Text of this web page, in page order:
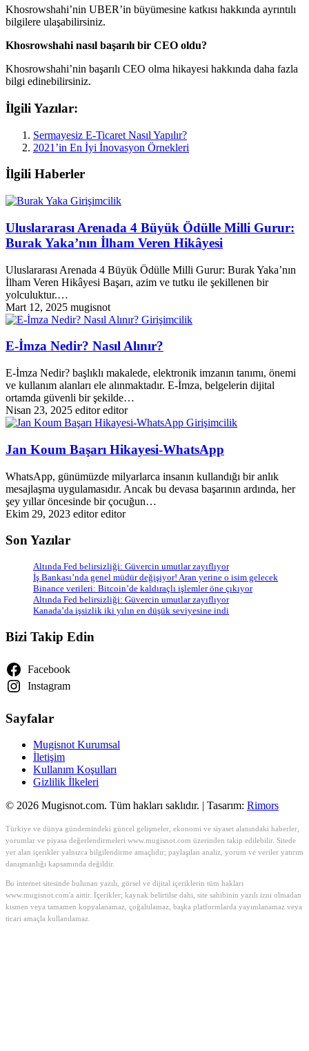
Khosrowshahi’nin UBER’in büyümesine katkısı hakkında ayrıntılı
bilgilere ulaşabilirsiniz.
Khosrowshahi nasıl başarılı bir CEO oldu?
Khosrowshahi’nin başarılı CEO olma hikayesi hakkında daha fazla
bilgi edinebilirsiniz.
İlgili Yazılar:
Sermayesiz E-Ticaret Nasıl Yapılır?
2021’in En İyi İnovasyon Örnekleri
İlgili Haberler
Girişimcilik
Uluslararası Arenada 4 Büyük Ödülle Milli Gurur:
Burak Yaka’nın İlham Veren Hikâyesi
Uluslararası Arenada 4 Büyük Ödülle Milli Gurur: Burak Yaka’nın
İlham Veren Hikâyesi Başarı, azim ve tutku ile şekillenen bir
yolculuktur.…
Mart 12, 2025 mugisnot
Girişimcilik
E-İmza Nedir? Nasıl Alınır?
E-İmza Nedir? başlıklı makalede, elektronik imzanın tanımı, önemi
ve kullanım alanları ele alınmaktadır. E-İmza, belgelerin dijital
ortamda güvenli bir şekilde…
Nisan 23, 2025 editor editor
Girişimcilik
Jan Koum Başarı Hikayesi-WhatsApp
WhatsApp, günümüzde milyarlarca insanın kullandığı bir anlık
mesajlaşma uygulamasıdır. Ancak bu devasa başarının ardında, her
şey yıllar öncesinde bir çocuğun…
Ekim 29, 2023 editor editor
Son Yazılar
Altında Fed belirsizliği: Güvercin umutlar zayıflıyor
İş Bankası’nda genel müdür değişiyor! Aran yerine o isim gelecek
Binance verileri: Bitcoin’de kaldıraçlı işlemler öne çıkıyor
Altında Fed belirsizliği: Güvercin umutlar zayıflıyor
Kanada’da işsizlik iki yılın en düşük seviyesine indi
Bizi Takip Edin
Facebook
Instagram
Sayfalar
Mugisnot Kurumsal
İletişim
Kullanım Koşulları
Gizlilik İlkeleri
© 2026 Mugisnot.com. Tüm hakları saklıdır. | Tasarım: Rimors
Türkiye ve dünya gündemindeki güncel gelişmeler, ekonomi ve siyaset alanındaki haberler,
yorumlar ve piyasa değerlendirmeleri www.mugisnot.com üzerinden takip edilebilir. Sitede
yer alan içerikler yalnızca bilgilendirme amaçlıdır; paylaşılan analiz, yorum ve veriler yatırım
danışmanlığı kapsamında değildir.
Bu internet sitesinde bulunan yazılı, görsel ve dijital içeriklerin tüm hakları
www.mugisnot.com'a aittir. İçerikler; kaynak belirtilse dahi, site sahibinin yazılı izni olmadan
kısmen veya tamamen kopyalanamaz, çoğaltılamaz, başka platformlarda yayımlanamaz veya
ticari amaçla kullanılamaz.